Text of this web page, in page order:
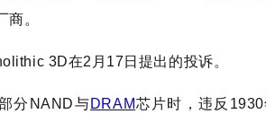
。
3D在2月17日提出的投诉。
分NAND与DRAM芯片时，违反